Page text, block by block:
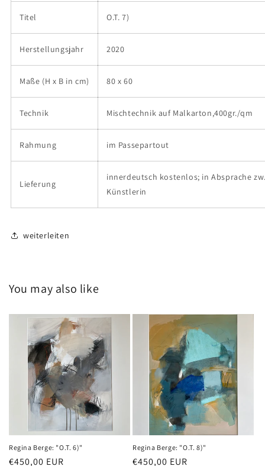
Titel O.T. 7)
Herstellungsjahr 2020
Maße (H x B in cm) 80 x 60
Technik Mischtechnik auf Malkarton,400gr./qm
Rahmung im Passepartout
Lieferung
innerdeutsch kostenlos; in Absprache
Künstlerin
weiterleiten
You may also like
Regina Berge: "O.T. 6)"
Normaler
€450,00 EUR
Regina Berge: "O.T. 8)"
Normaler
€450,00 EUR